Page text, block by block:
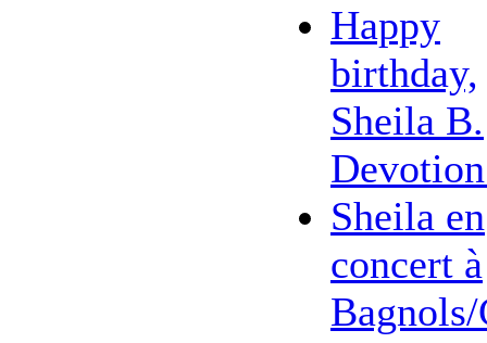
Happy
birthday,
Sheila B.
Sheila en
concert à
Bagnols/